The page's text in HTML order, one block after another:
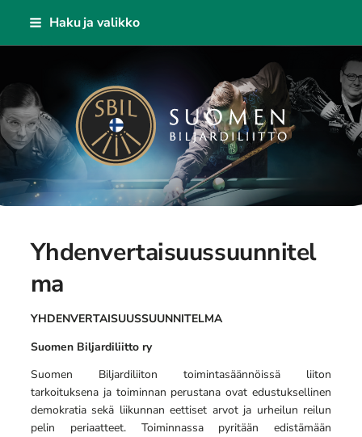
Siirry
Haku ja valikko
Suomen Biljardiliitto ry
Yhdenvertaisuussuunnitel
ma
YHDENVERTAISUUSSUUNNITELMA
Suomen Biljardiliitto ry
Suomen Biljardiliiton toimintasäännöissä liiton
tarkoituksena ja toiminnan perustana ovat edustuksellinen
demokratia sekä liikunnan eettiset arvot ja urheilun reilun
pelin periaatteet. Toiminnassa pyritään edistämään